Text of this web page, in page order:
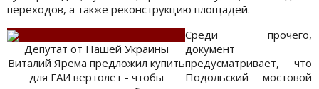
переходов, а также реконструкцию площадей.
Депутат от Нашей Украины
Виталий Ярема предложил купить
для ГАИ вертолет - чтобы
Среди прочего,
документ
предусматривает, что
Подольский мостовой